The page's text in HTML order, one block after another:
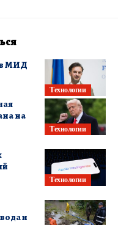
Технологии
в МИД
Технологии
на
Технологии
и